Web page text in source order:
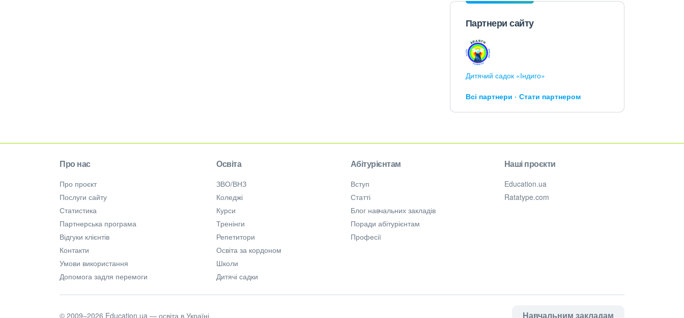
Партнери сайту
Дитячий садок «Індиго»
Всі партнери Стати партнером
Про нас
Про проєкт
Послуги сайту
Статистика
Партнерська програма
Відгуки клієнтів
Контакти
Умови використання
Допомога задля перемоги
Освіта
ЗВО/ВНЗ
Коледжі
Курси
Тренінги
Репетитори
Освіта за кордоном
Школи
Дитячі садки
Абітурієнтам
Вступ
Статті
Блог навчальних закладів
Поради абітурієнтам
Професії
Наші проєкти
Education.ua
Ratatype.com
Навчальним закладам
© 2009–2026 Education.ua — освіта в Україні.